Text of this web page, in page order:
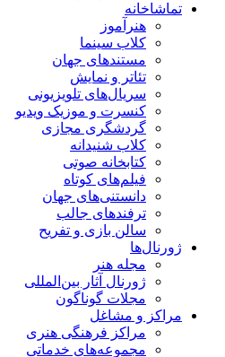
تماشاخانه
هنرآموز
کلاب سینما
مستندهای جهان
تئاتر و نمایش
سریال‌های تلویزیونی
کنسرت و موزیک ویدیو
گردشگری مجازی
کلاب شنیدانه
کتابخانه صوتی
فیلم‌های کوتاه
دانستنی‌های جهان
ترفندهای جالب
سالن بازی و تفریح
ژورنال‌ها
مجله هنر
ژورنال آثار بین‌المللی
مجلات گوناگون
مراکز و مشاغل
مراکز فرهنگی هنری
مجموعه‌های خدماتی